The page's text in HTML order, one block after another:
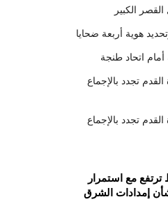
الكبير
أمام اتحاد طنجة
القدم تجدد بالإجماع
القدم تجدد بالإجماع
ترتفع مع استمرار
إمدادات الشرق